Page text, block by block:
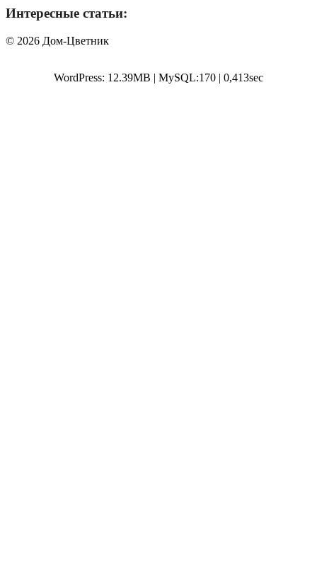
Интересные статьи:
© 2026 Дом-Цветник
WordPress: 12.39MB | MySQL:170 | 0,413sec